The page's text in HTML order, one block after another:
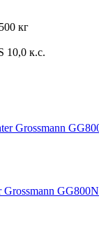
500 кг
10,0 к.с.
Grossmann GG800N